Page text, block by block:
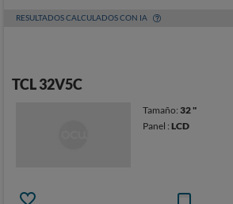
RESULTADOS CALCULADOS CON IA
TCL 32V5C
Tamaño:32 "
Panel :LCD